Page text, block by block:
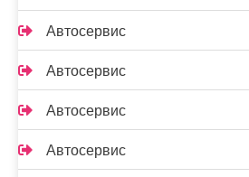
Автосервис
Автосервис
Автосервис
Автосервис